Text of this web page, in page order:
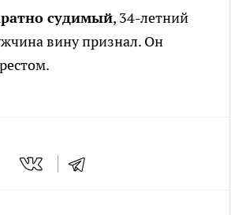
судимый, 34-летний
вину признал. Он